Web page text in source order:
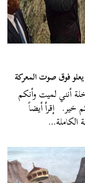
أنني لميت وأنكم
خير. إقرأ أيضاً